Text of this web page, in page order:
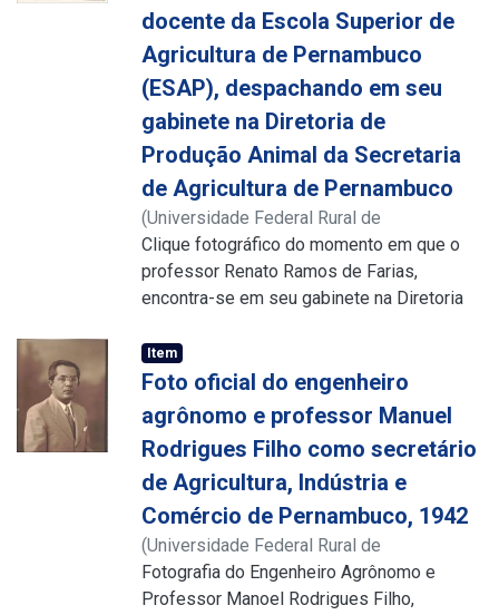
docente da Escola Superior de
Agricultura de Pernambuco
(ESAP), despachando em seu
gabinete na Diretoria de
Produção Animal da Secretaria
de Agricultura de Pernambuco
(Universidade Federal Rural de
Pernambuco,1936)Universidade Federal
Rural de Pernambuco;Biblioteca Central.
Núcleo do Conhecimento Professor João
Clique fotográfico do momento em que o
professor Renato Ramos de Farias,
encontra-se em seu gabinete na Diretoria
de Agricultura de Pernambuco,
despachando documentos. Essa fotografia
foi registrada em 1936, ano em que passou
a ser docente da Escola Superior de
Agricultura de Pernambuco (ESAP), atual
UFRPE, mas também estava à frente da
direção daquela Diretoria de Produção
Animal, à época, localizada no Parque de
Exposição de Animais, bairro do Cordeiro,
no Recife, Pernambuco. Na imagem, ele
Item
Foto oficial do engenheiro
agrônomo e professor Manuel
Rodrigues Filho como secretário
de Agricultura, Indústria e
Comércio de Pernambuco, 1942
(Universidade Federal Rural de
Pernambuco, 1942)Universidade Federal
Rural de Pernambuco;Biblioteca Central.
Fotografia do Engenheiro Agrônomo e
Professor Manoel Rodrigues Filho,